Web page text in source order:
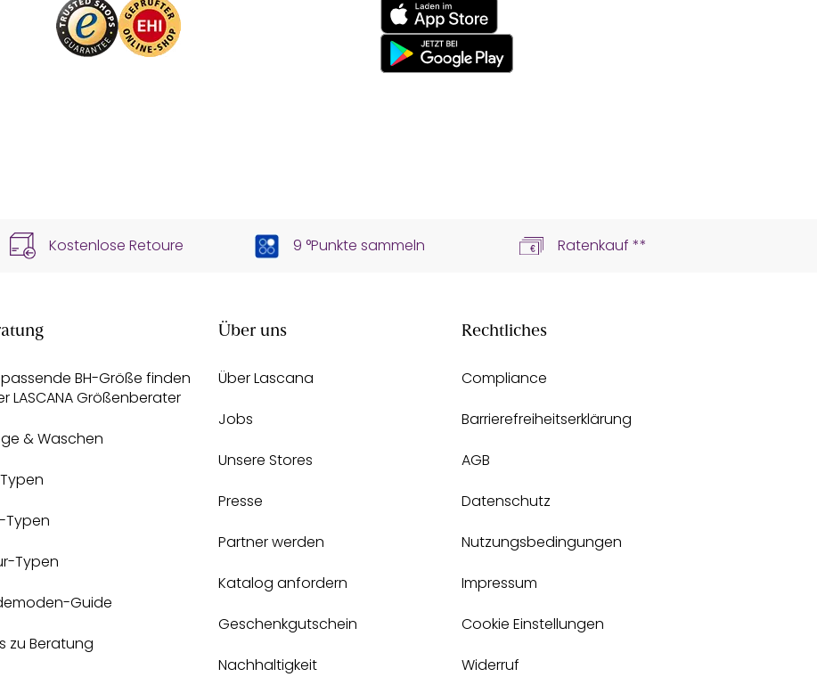
Kostenlose Retoure 9 °Punkte sammeln Ratenkauf **
BH-Größe finden
LASCANA Größenberater
& Waschen
Typen
Typen
Guide
zu Beratung
Über uns
Über Lascana
Jobs
Unsere Stores
Presse
Partner werden
Katalog anfordern
Geschenkgutschein
Nachhaltigkeit
Rechtliches
Compliance
Barrierefreiheitserklärung
AGB
Datenschutz
Nutzungsbedingungen
Impressum
Cookie Einstellungen
Widerruf